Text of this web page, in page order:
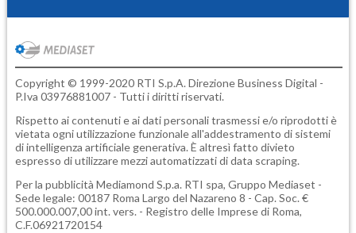
Copyright © 1999-2020 RTI S.p.A. Direzione Business Digital -
P.Iva 03976881007 - Tutti i diritti riservati.
Rispetto ai contenuti e ai dati personali trasmessi e/o riprodotti è
vietata ogni utilizzazione funzionale all'addestramento di sistemi
di intelligenza artificiale generativa. È altresì fatto divieto
espresso di utilizzare mezzi automatizzati di data scraping.
Per la pubblicità Mediamond S.p.a. RTI spa, Gruppo Mediaset -
Sede legale: 00187 Roma Largo del Nazareno 8 - Cap. Soc. €
500.000.007,00 int. vers. - Registro delle Imprese di Roma,
C.F.06921720154